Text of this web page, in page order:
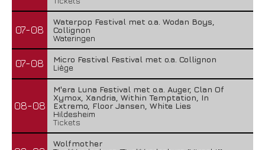
07-08
Waterpop Festival met o.a. Wodan Boys,
Collignon
Wateringen
07-08
Micro Festival Festival met o.a. Collignon
Liège
08-08
M'era Luna Festival met o.a. Auger, Clan Of
Xymox, Xandria, Within Temptation, In
Extremo, Floor Jansen, White Lies
Hildesheim
Tickets
Wolfmother